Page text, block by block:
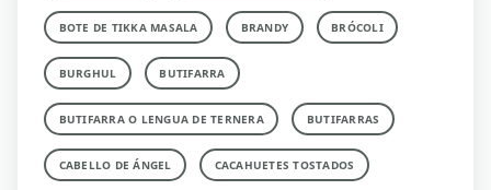
BOTE DE TIKKA MASALA BRANDY BRÓCOLI
BURGHUL BUTIFARRA
BUTIFARRA O LENGUA DE TERNERA BUTIFARRAS
CABELLO DE ÁNGEL CACAHUETES TOSTADOS